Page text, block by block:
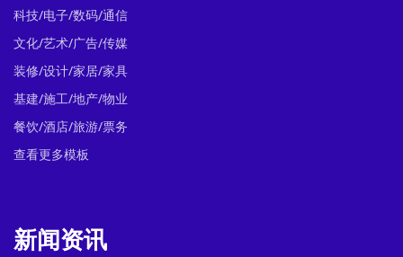
科技/电子/数码/通信
文化/艺术/广告/传媒
装修/设计/家居/家具
基建/施工/地产/物业
餐饮/酒店/旅游/票务
查看更多模板
新闻资讯